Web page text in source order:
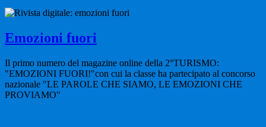
Emozioni fuori
Il primo numero del magazine online della 2°TURISMO:
"EMOZIONI FUORI!"con cui la classe ha partecipato al concorso
nazionale "LE PAROLE CHE SIAMO, LE EMOZIONI CHE
PROVIAMO"